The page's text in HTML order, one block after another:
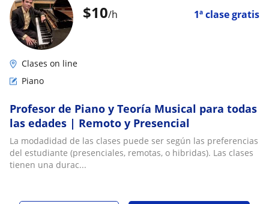
$10/h 1ª clase gratis
Clases on line
Piano
Profesor de Piano y Teoría Musical para todas
las edades | Remoto y Presencial
La modadidad de las clases puede ser según las preferencias
del estudiante (presenciales, remotas, o hibridas). Las clases
tienen una durac...